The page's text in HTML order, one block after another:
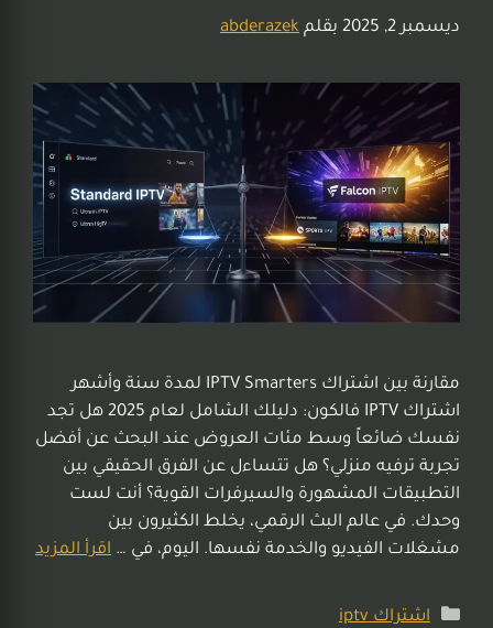
ديسمبر 2, 2025 بقلم abderazek
مقارنة بين اشتراك IPTV Smarters لمدة سنة وأشهر
اشتراك IPTV فالكون: دليلك الشامل لعام 2025 هل تجد
نفسك ضائعاً وسط مئات العروض عند البحث عن أفضل
تجربة ترفيه منزلي؟ هل تتساءل عن الفرق الحقيقي بين
التطبيقات المشهورة والسيرفرات القوية؟ أنت لست
وحدك. في عالم البث الرقمي، يخلط الكثيرون بين
مشغلات الفيديو والخدمة نفسها. اليوم، في … اقرأ المزيد
اشتراك iptv